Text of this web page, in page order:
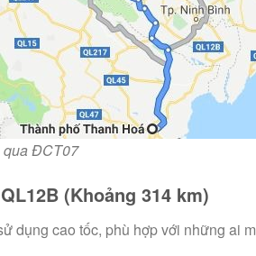
qua ĐCT07
(Khoảng 314 km)
dụng cao tốc, phù hợp với những ai